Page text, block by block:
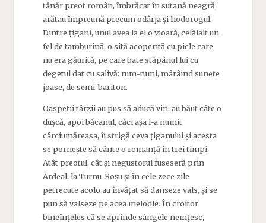
tânăr preot român, îmbrăcat în sutană neagră;
arătau împreună precum odârja și hodorogul.
Dintre țigani, unul avea la el o vioară, celălalt un
fel de tamburină, o sită acoperită cu piele care
nu era găurită, pe care bate stăpânul lui cu
degetul dat cu salivă: rum-rumi, mârâind sunete
joase, de semi-bariton.
Oaspeții târzii au pus să aducă vin, au băut câte o
dușcă, apoi băcanul, căci așa l-a numit
cârciumăreasa, îi strigă ceva țiganului și acesta
se pornește să cânte o romanță în trei timpi.
Atât preotul, cât și negustorul fuseseră prin
Ardeal, la Turnu-Roșu și în cele zece zile
petrecute acolo au învățat să danseze vals, și se
pun să valseze pe acea melodie. În croitor
bineînțeles că se aprinde sângele nemțesc,